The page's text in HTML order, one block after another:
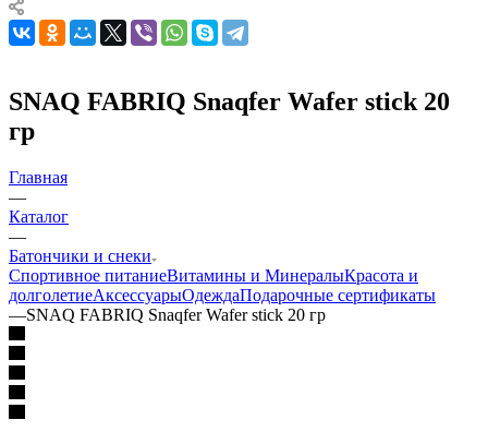
SNAQ FABRIQ Snaqfer Wafer stick 20
гр
Главная
—
Каталог
—
Батончики и снеки
Спортивное питаниеВитамины и МинералыКрасота и
долголетиеАксессуарыОдеждаПодарочные сертификаты
—SNAQ FABRIQ Snaqfer Wafer stick 20 гр